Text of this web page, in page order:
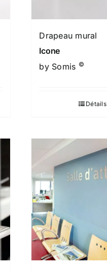
Drapeau mural
Icone
by Somis ©
Détails